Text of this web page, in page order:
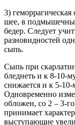
3)
шее, в
бедер. Следует
разновидностей
сыпь.
Сыпь при
бледнеть и к 8-10-
снижается и к 5-
Одновременно
обложен, со 2 – 3-
принимает
выступающие